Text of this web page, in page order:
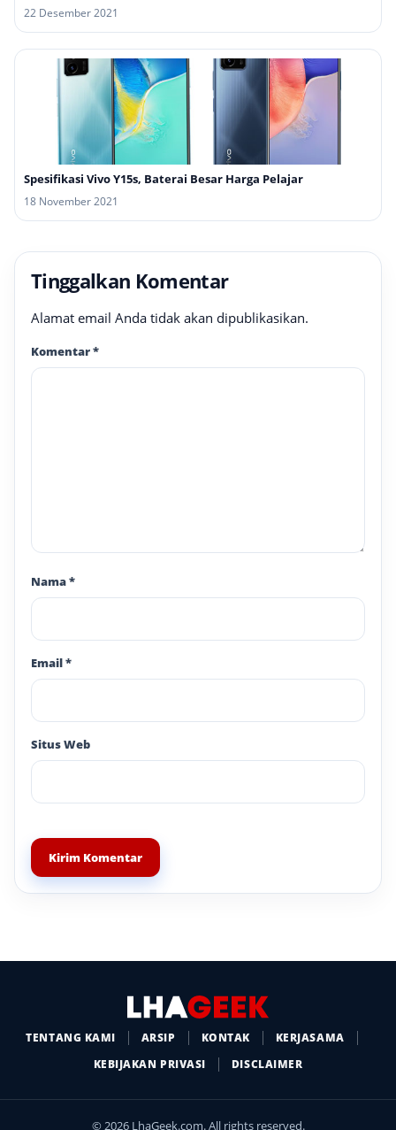
22 Desember 2021
Spesifikasi Vivo Y15s, Baterai Besar Harga Pelajar
18 November 2021
Tinggalkan Komentar
Alamat email Anda tidak akan dipublikasikan.
Komentar*
Nama*
Email*
Situs Web
TENTANG KAMI ARSIP KONTAK
KERJASAMA
KEBIJAKAN PRIVASI
DISCLAIMER
© 2026 LhaGeek.com. All rights reserved.